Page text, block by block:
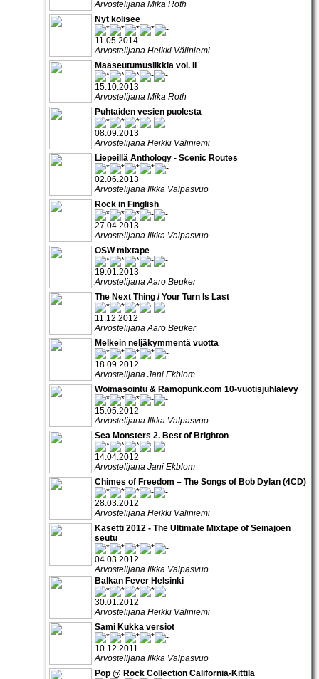
Arvostelijana Mika Roth
Nyt kolisee
11.05.2014
Arvostelijana Heikki Väliniemi
Maaseutumusiikkia vol. II
15.10.2013
Arvostelijana Mika Roth
Puhtaiden vesien puolesta
08.09.2013
Arvostelijana Heikki Väliniemi
Liepeillä Anthology - Scenic Routes
02.06.2013
Arvostelijana Ilkka Valpasvuo
Rock in Finglish
27.04.2013
Arvostelijana Ilkka Valpasvuo
OSW mixtape
19.01.2013
Arvostelijana Aaro Beuker
The Next Thing / Your Turn Is Last
11.12.2012
Arvostelijana Aaro Beuker
Melkein neljäkymmentä vuotta
18.09.2012
Arvostelijana Jani Ekblom
Woimasointu & Ramopunk.com 10-vuotisjuhlalevy
15.05.2012
Arvostelijana Ilkka Valpasvuo
Sea Monsters 2. Best of Brighton
14.04.2012
Arvostelijana Jani Ekblom
Chimes of Freedom – The Songs of Bob Dylan (4CD)
28.03.2012
Arvostelijana Heikki Väliniemi
Kasetti 2012 - The Ultimate Mixtape of Seinäjoen
seutu
04.03.2012
Arvostelijana Ilkka Valpasvuo
Balkan Fever Helsinki
30.01.2012
Arvostelijana Heikki Väliniemi
Sami Kukka versiot
10.12.2011
Arvostelijana Ilkka Valpasvuo
Pop @ Rock Collection California-Kittilä